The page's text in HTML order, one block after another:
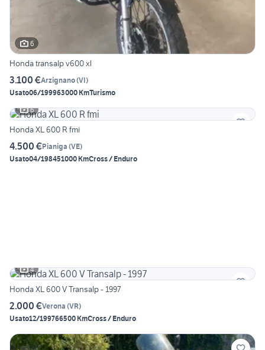
6
Honda transalp v600 xl
3.100 €Arzignano(VI)
Usato06/199963000 KmTurismo
6
Honda XL 600 R fmi
4.500 €Pianiga (VE)
Usato04/198451000 KmCross / Enduro
4
Honda XL 600 V Transalp - 1997
2.000 €Verona (VR)
Usato12/199766500 KmCross / Enduro